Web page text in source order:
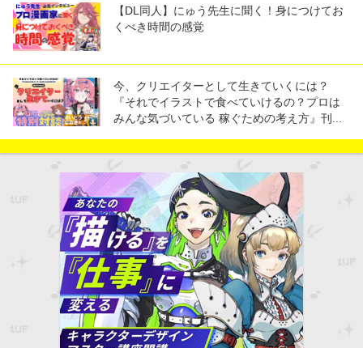
【DL同人】にゅう先生に聞く！身につけてお
くべき時間の感覚
今、クリエイターとして生きていくには？
『それでイラストで食べていけるの？プロは
みんな気づいている 稼ぐための考え方』刊...